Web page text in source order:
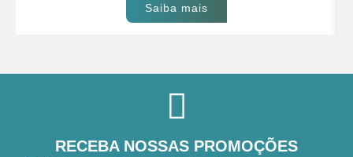
Saiba mais
RECEBA NOSSAS PROMOÇÕES